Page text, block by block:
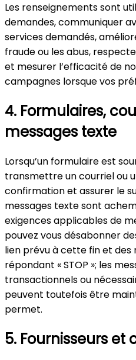
Les renseignements sont
demandes, communiquer
services demandés,
fraude ou les abus,
et mesurer l’efficacité de
campagnes lorsque vos
4. Formulaires,
messages texte
Lorsqu’un formulaire est
transmettre un courriel ou
confirmation et assurer le
messages texte sont
exigences applicables de
pouvez vous désabonner
lien prévu à cette fin et des
répondant « STOP »; les
transactionnels ou
peuvent toutefois être
permet.
5. Fournisseurs